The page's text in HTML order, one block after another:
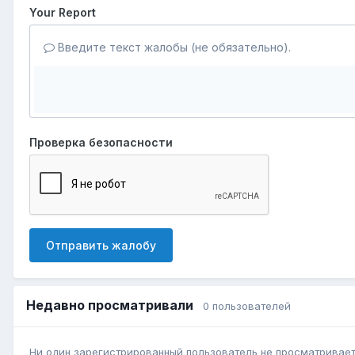
Your Report
Введите текст жалобы (не обязательно).
Проверка безопасности
Отправить жалобу
Недавно просматривали 0 пользователей
Ни один зарегистрированный пользователь не